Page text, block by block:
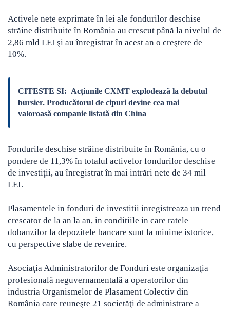
Activele nete exprimate în lei ale fondurilor deschise
străine distribuite în România au crescut până la nivelul de
2,86 mld LEI şi au înregistrat în acest an o creştere de
10%.
CITESTE SI: Acțiunile CXMT explodează la debutul
bursier. Producătorul de cipuri devine cea mai
valoroasă companie listată din China
Fondurile deschise străine distribuite în România, cu o
pondere de 11,3% în totalul activelor fondurilor deschise
de investiţii, au înregistrat în mai intrări nete de 34 mil
LEI.
Plasamentele in fonduri de investitii inregistreaza un trend
crescator de la an la an, in conditiile in care ratele
dobanzilor la depozitele bancare sunt la minime istorice,
cu perspective slabe de revenire.
Asociaţia Administratorilor de Fonduri este organizaţia
profesională neguvernamentală a operatorilor din
industria Organismelor de Plasament Colectiv din
România care reuneşte 21 societăţi de administrare a